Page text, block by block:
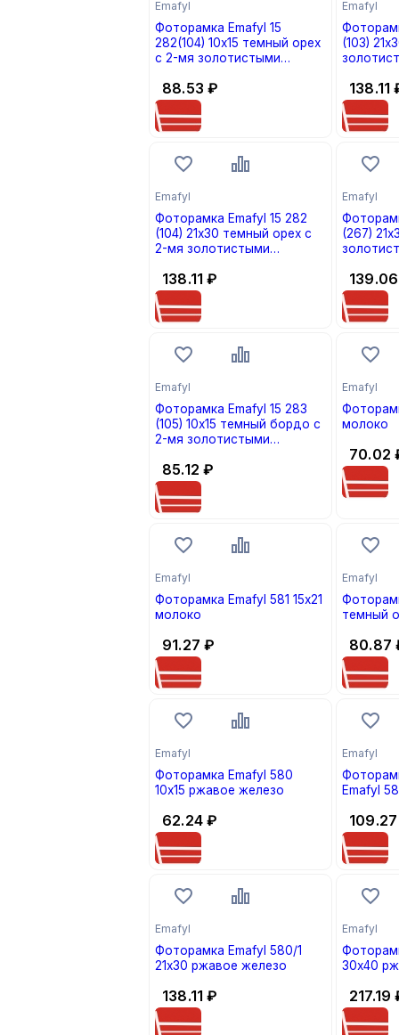
Emafyl
Фоторамка Emafyl 15
282(104) 10х15 темный орех
с 2-мя золотистыми
88.53 ₽
Emafyl
(103)
138.11
Emafyl
Фоторамка Emafyl 15 282
(104) 21х30 темный орех с
2-мя золотистыми
138.11 ₽
Emafyl
(267)
139.06
Emafyl
Фоторамка Emafyl 15 283
(105) 10х15 темный бордо с
2-мя золотистыми
85.12 ₽
Emafyl
молоко
70.02
Emafyl
Фоторамка Emafyl 581 15х21
молоко
91.27 ₽
Emafyl
темный
80.87
Emafyl
Фоторамка Emafyl 580
10х15 ржавое железо
62.24 ₽
Emafyl
Emafyl
109.27
Emafyl
Фоторамка Emafyl 580/1
21х30 ржавое железо
138.11 ₽
Emafyl
30х40
217.19